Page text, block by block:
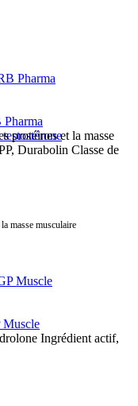
protéines et la masse
Durabolin Classe de
masse musculaire
Muscle
Ingrédient actif,